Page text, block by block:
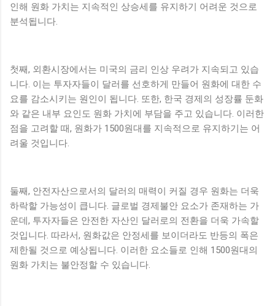
인해 원화 가치는 지속적인 상승세를 유지하기 어려운 것으로
분석됩니다.
첫째, 외환시장에서는 미국의 금리 인상 우려가 지속되고 있습
니다. 이는 투자자들이 달러를 선호하게 만들어 원화에 대한 수
요를 감소시키는 원인이 됩니다. 또한, 한국 경제의 성장률 둔화
와 같은 내부 요인도 원화 가치에 부담을 주고 있습니다. 이러한
점을 고려할 때, 원화가 1500원대를 지속적으로 유지하기는 어
려울 것입니다.
둘째, 안전자산으로서의 달러의 매력이 커질 경우 원화는 더욱
하락할 가능성이 큽니다. 글로벌 경제불안 요소가 존재하는 가
운데, 투자자들은 안전한 자산인 달러로의 전환을 더욱 가속할
것입니다. 따라서, 원화값은 안정세를 보이더라도 반등의 폭은
제한될 것으로 예상됩니다. 이러한 요소들로 인해 1500원대의
원화 가치는 불안정할 수 있습니다.